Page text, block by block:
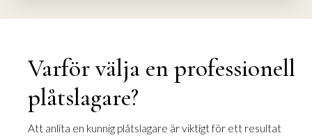
Varför välja en professionell
plåtslagare?
Att anlita en kunnig plåtslagare är viktigt för ett resultat